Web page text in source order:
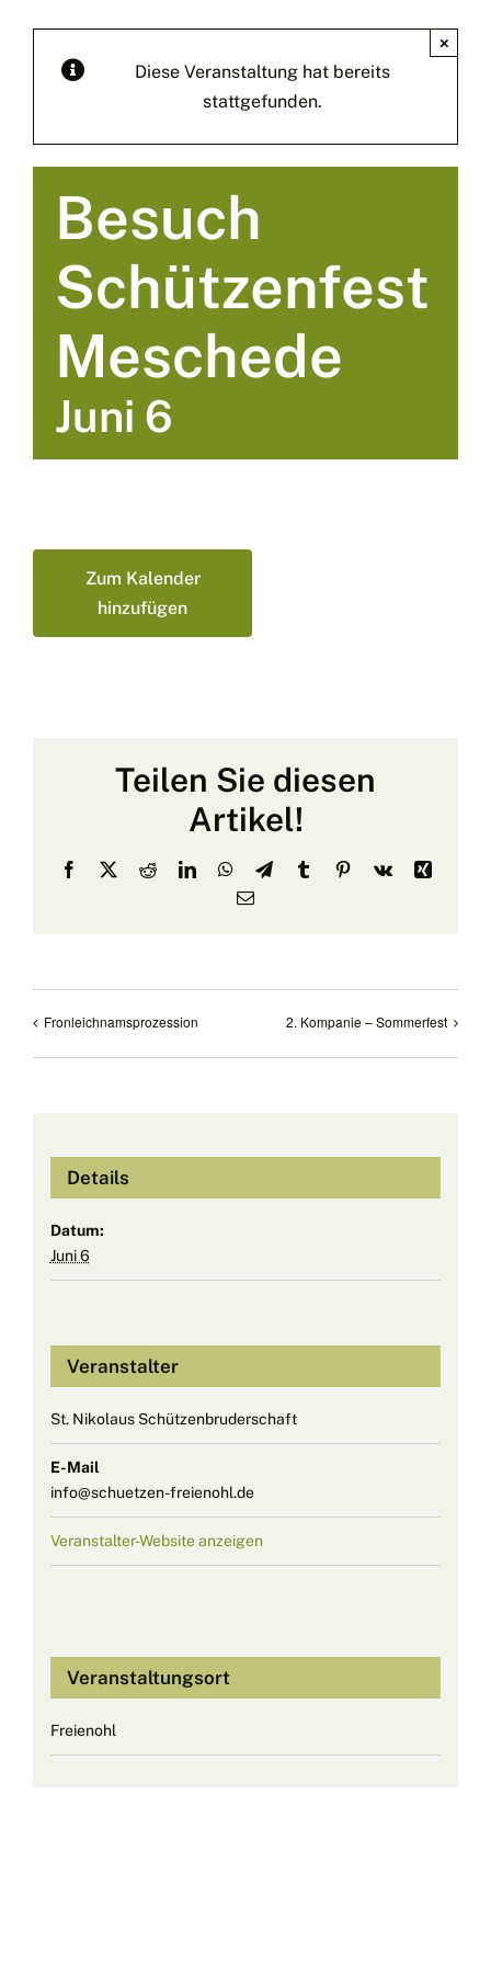
Diese Veranstaltung hat bereits
stattgefunden.
×
Besuch
Schützenfest
Meschede
Juni 6
Zum Kalender
hinzufügen
Teilen Sie diesen
Artikel!
Facebook
X RedditLinkedInWhatsApp
TelegramTumblrPinterest
Vk
Xing
E-
Fronleichnamsprozession 2. Kompanie – Sommerfest
Details
Datum:
Juni 6
Veranstalter
St. Nikolaus Schützenbruderschaft
E-Mail
info@schuetzen-freienohl.de
Veranstalter-Website anzeigen
Veranstaltungsort
Freienohl